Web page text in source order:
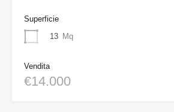
Superficie
13 Mq
Vendita
€14.000